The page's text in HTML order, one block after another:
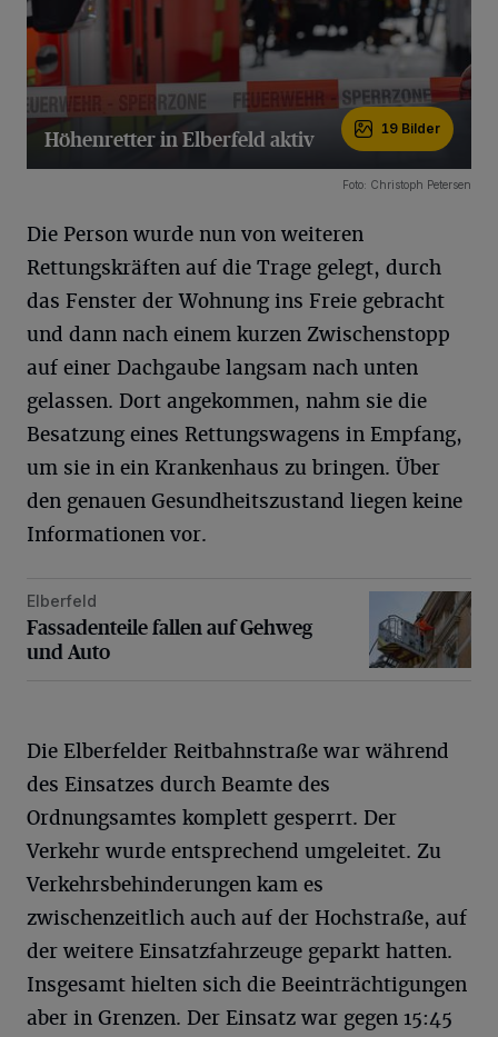
Höhenretter in Elberfeld aktiv 19 Bilder
Foto: Christoph Petersen
Die Person wurde nun von weiteren
Rettungskräften auf die Trage gelegt, durch
das Fenster der Wohnung ins Freie gebracht
und dann nach einem kurzen Zwischenstopp
auf einer Dachgaube langsam nach unten
gelassen. Dort angekommen, nahm sie die
Besatzung eines Rettungswagens in Empfang,
um sie in ein Krankenhaus zu bringen. Über
den genauen Gesundheitszustand liegen keine
Informationen vor.
Fassadenteile fallen auf Gehweg und Auto
Elberfeld
Fassadenteile fallen auf Gehweg
und Auto
Die Elberfelder Reitbahnstraße war während
des Einsatzes durch Beamte des
Ordnungsamtes komplett gesperrt. Der
Verkehr wurde entsprechend umgeleitet. Zu
Verkehrsbehinderungen kam es
zwischenzeitlich auch auf der Hochstraße, auf
der weitere Einsatzfahrzeuge geparkt hatten.
Insgesamt hielten sich die Beeinträchtigungen
aber in Grenzen. Der Einsatz war gegen 15:45